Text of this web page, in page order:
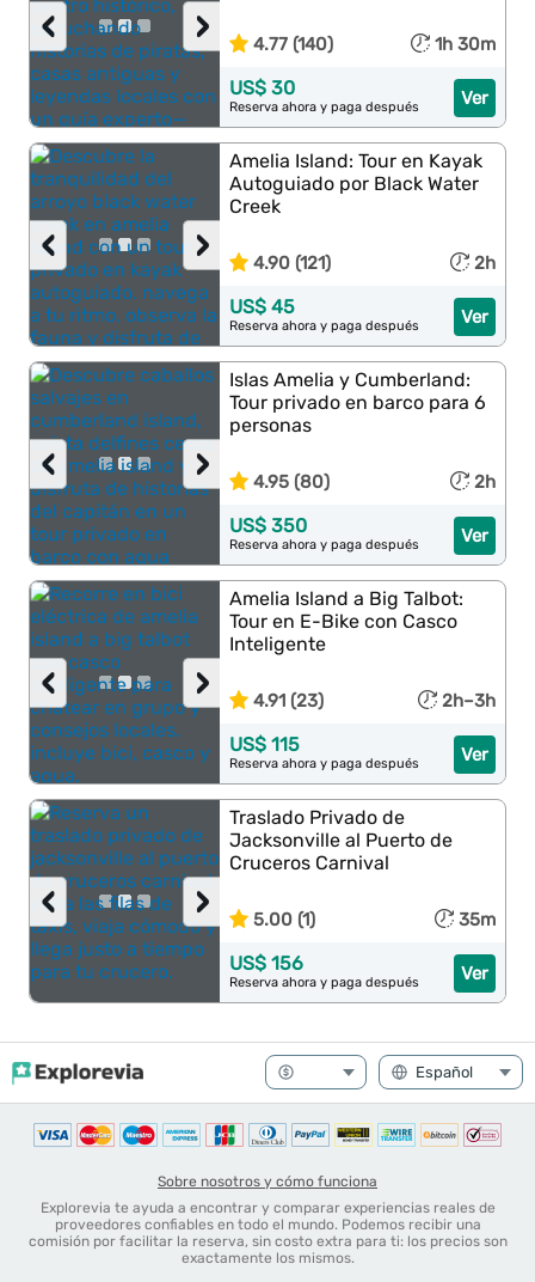
›
‹ 4.77 (140) 1h 30m
Ver
US$ 30
Reserva ahora y paga después
›
‹
Amelia Island: Tour en Kayak
Autoguiado por Black Water
Creek
4.90 (121) 2h
Ver
US$ 45
Reserva ahora y paga después
›
‹
Islas Amelia y Cumberland:
Tour privado en barco para 6
personas
4.95 (80) 2h
Ver
US$ 350
Reserva ahora y paga después
›
‹
Amelia Island a Big Talbot:
Tour en E-Bike con Casco
Inteligente
4.91 (23) 2h–3h
Ver
US$ 115
Reserva ahora y paga después
›
‹
Traslado Privado de
Jacksonville al Puerto de
Cruceros Carnival
5.00 (1) 35m
Ver
US$ 156
Reserva ahora y paga después
Sobre nosotros y cómo funciona
Explorevia te ayuda a encontrar y comparar experiencias reales de
proveedores confiables en todo el mundo. Podemos recibir una
comisión por facilitar la reserva, sin costo extra para ti: los precios son
exactamente los mismos.